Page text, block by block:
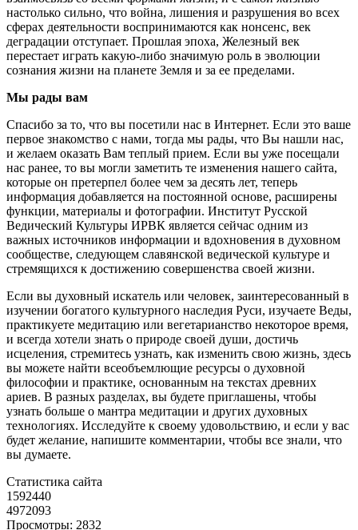
настолько сильно, что война, лишения и разрушения во всех
сферах деятельности воспринимаются как нонсенс, век
деградации отступает. Прошлая эпоха, Железный век
перестает играть какую-либо значимую роль в эволюции
сознания жизни на планете Земля и за ее пределами.
Мы рады вам
Спасибо за то, что вы посетили нас в Интернет. Если это ваше
первое знакомство с нами, тогда мы рады, что Вы нашли нас,
и желаем оказать Вам теплый прием. Если вы уже посещали
нас ранее, то вы могли заметить те изменения нашего сайта,
которые он претерпел более чем за десять лет, теперь
информация добавляется на постоянной основе, расширены
функции, материалы и фотографии. Институт Русской
Ведический Культуры ИРВК является сейчас одним из
важных источников информации и вдохновения в духовном
сообществе, следующем славянской ведической культуре и
стремящихся к достижению совершенства своей жизни.
Если вы духовный искатель или человек, заинтересованный в
изучении богатого культурного наследия Руси, изучаете Веды,
практикуете медитацию или вегетарианство некоторое время,
и всегда хотели знать о природе своей души, достичь
исцеления, стремитесь узнать, как изменить свою жизнь, здесь
вы можете найти всеобъемлющие ресурсы о духовной
философии и практике, основанным на текстах древних
ариев. В разных разделах, вы будете приглашены, чтобы
узнать больше о мантра медитации и других духовных
технологиях. Исследуйте к своему удовольствию, и если у вас
будет желание, напишите комментарии, чтобы все знали, что
вы думаете.
Статистика сайта
1592440
4972093
Просмотры: 2832